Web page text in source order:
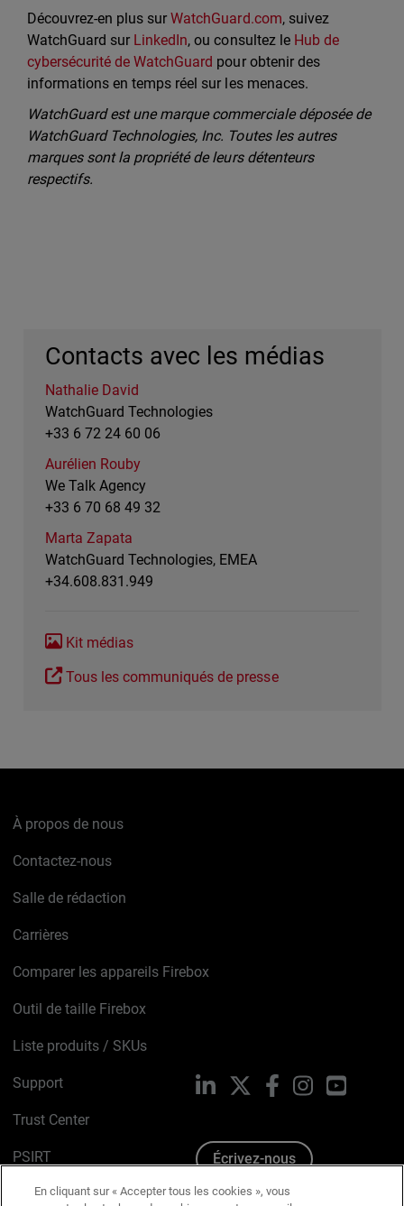
Découvrez-en plus surWatchGuard.com, suivez
WatchGuard sur LinkedIn, ou consultez le Hub de
cybersécurité de WatchGuard pour obtenir des
informations en temps réel sur les menaces.
WatchGuard est une marque commerciale déposée de
WatchGuard Technologies, Inc. Toutes les autres
marques sont la propriété de leurs détenteurs
respectifs.
Contacts avec les médias
Nathalie David
WatchGuard Technologies
+33 6 72 24 60 06
Aurélien Rouby
We Talk Agency
+33 6 70 68 49 32
Marta Zapata
WatchGuard Technologies, EMEA
+34.608.831.949
Kit médias
Tous les communiqués de presse
À propos de nous
Contactez-nous
Salle de rédaction
Carrières
Comparer les appareils Firebox
Outil de taille Firebox
Liste produits / SKUs
Support
Trust Center
PSIRT
Avis sur les cookies
LinkedIn FacebookInstagram
Écrivez-nous
En cliquant sur « Accepter tous les cookies », vous